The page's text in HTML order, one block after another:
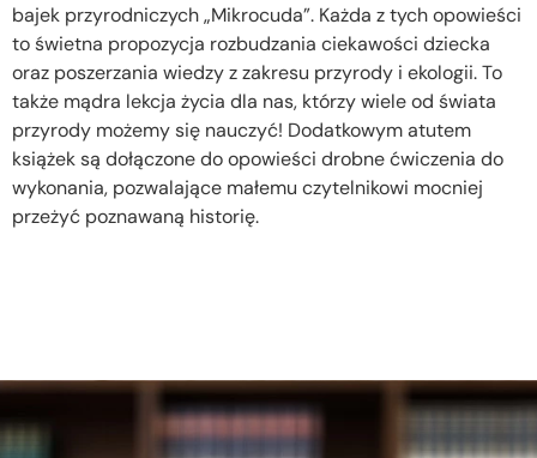
bajek przyrodniczych „Mikrocuda”. Każda z tych opowieści
to świetna propozycja rozbudzania ciekawości dziecka
oraz poszerzania wiedzy z zakresu przyrody i ekologii. To
także mądra lekcja życia dla nas, którzy wiele od świata
przyrody możemy się nauczyć! Dodatkowym atutem
książek są dołączone do opowieści drobne ćwiczenia do
wykonania, pozwalające małemu czytelnikowi mocniej
przeżyć poznawaną historię.